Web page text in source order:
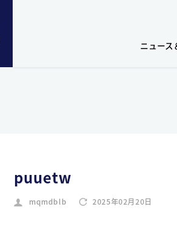
ニュース
puuetw
mqmdblb 2025年02月20日